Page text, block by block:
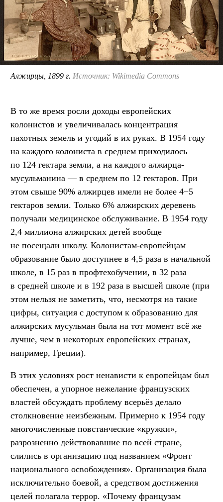
Алжирцы, 1899 г. Источник: Wikimedia Commons
В то же время росли доходы европейских
колонистов и увеличивалась концентрация
пахотных земель и угодий в их руках. В 1954 году
на каждого колониста в среднем приходилось
по 124 гектара земли, а на каждого алжирца-
мусульманина — в среднем по 12 гектаров. При
этом свыше 90% алжирцев имели не более 4−5
гектаров земли. Только 6% алжирских деревень
получали медицинское обслуживание. В 1954 году
2,4 миллиона алжирских детей вообще
не посещали школу. Колонистам-европейцам
образование было доступнее в 4,5 раза в начальной
школе, в 15 раз в профтехобучении, в 32 раза
в средней школе и в 192 раза в высшей школе (при
этом нельзя не заметить, что, несмотря на такие
цифры, ситуация с доступом к образованию для
алжирских мусульман была на тот момент всё же
лучше, чем в некоторых европейских странах,
например, Греции).
В этих условиях рост ненависти к европейцам был
обеспечен, а упорное нежелание французских
властей обсуждать проблему всерьёз делало
столкновение неизбежным. Примерно к 1954 году
многочисленные повстанческие «кружки»,
разрозненно действовавшие по всей стране,
слились в организацию под названием «Фронт
национального освобождения». Организация была
исключительно боевой, а средством достижения
целей полагала террор. «Почему французам